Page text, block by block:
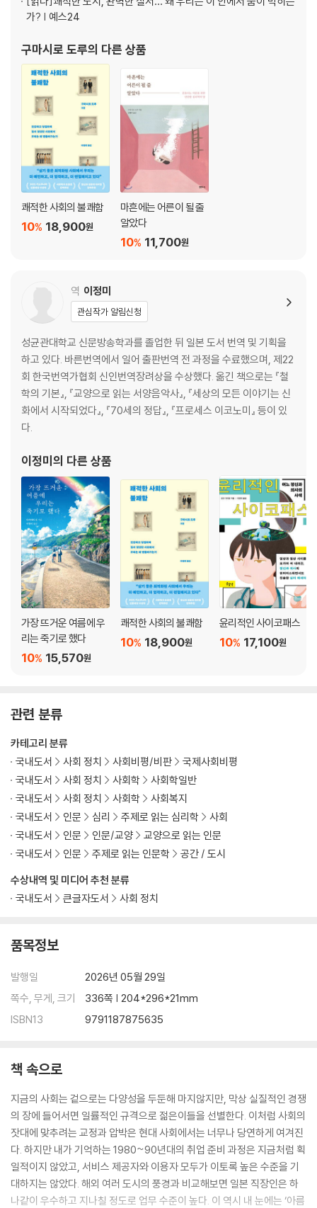
3장. 건강은 언제부터 모두의 의무가 되었나
흡연에 관대했던 과거 일본 사회
건강이라는 개념의 성립과 보편화
건강하고 늙지 않는 개인 = 우월한 개인
선과 악을 판가름하는 의료진
진단 기준을 움직이는 자본주의적 실용주의
오래 건강하게 사는 것이 미덕이 된 사회
점점 보이지 않게 된 병과 죽음
건강위험인자를 어디까지 피해야 안심할까
건강이 목적 자체가 된 우리는 진정 자유로운가
4장. 리스크가 된 육아, 저출생이라는 귀결
끝이 보이지 않는 육아의 리스크
그 많던 골목대장과 불량아는 어디로 사라졌을까
육아의 비용과 책임은 오롯이 부모들에게
낮은 출생률은 필연적 결과
합리성을 좇는 사회에서 육아는 가능한가
5장. 다양성을 지우는 표백의 논리
수상한 사람을 끝없이 경계하는 눈초리
청결하고 비폭력적인 다수, 불결하고 폭력적인 소수
‘귀여움’이 곧 정의가 된 현대 사회
언제부터 이렇게 청결하고 안전해졌을까
청결하고 안전한 사회를 만들기 위해 우리가 지운 것들
청결한 질서를 무조건 옹호하지는 못하는 이유
6장. 공간 설계는 어떻게 사람을 길들이는가
규율 훈련형 권력과 환경 관리형 권력
거대한 정신과 병동처럼 기능하는 도시, 도쿄
규율, 습관, 사상의 온상지인 가정이라는 공간
신인류와 오타쿠, 전후 일본이 낳은 개인주의자들
의사소통마저 자본이 될 때
우리는 과연 이 세계 바깥으로 나갈 수 있을까
플랫폼에 갇힌 인터넷의 정보 전달
철저한 공간 설계로 이루어진 오늘날의 중국
포스트모던은 이미 도착했다
7장. 현대 사회의 작동을 떠받치는 3가지 논리
자유의 대가로서 우리가 짊어진 것
우리를 옭아매는 ‘남에게 폐를 끼치지 않는 행복 추구’
상승 지향 가치를 삶의 기준으로 삼다
서구 방식으로는 해결할 수 없는 동아시아의 저출생 문제
자본주의, 개인주의, 사회계약의 논리를 따르는 현대 사회
다양한 존재 방식을 지키려면
문제로 느끼지 않는 것 자체가 문제
맺음말. 이 시대의 위화감 그리고 남겨진 질문들
가? | 예스24
구마시로 도루의 다른 상품
쾌적한 사회의 불쾌함
18,900원
10%
마흔에는 어른이 될 줄
알았다
11,700원
10%
역 이정미
관심작가 알림신청
성균관대학교 신문방송학과를 졸업한 뒤 일본 도서 번역 및 기획을
하고 있다. 바른번역에서 일어 출판번역 전 과정을 수료했으며, 제22
회 한국번역가협회 신인번역장려상을 수상했다. 옮긴 책으로는 『철
학의 기본』, 『교양으로 읽는 서양음악사』, 『세상의 모든 이야기는 신
화에서 시작되었다』, 『70세의 정답』, 『프로세스 이코노미』 등이 있
다.
이정미 의 다른 상품
가장 뜨거운 여름에 우
리는 죽기로 했다
15,570원
10%
쾌적한 사회의 불쾌함
18,900원
10%
윤리적인 사이코패스
17,100원
10%
관련 분류
수상내역 및 미디어 추천 분류
국내도서
큰글자도서 사회 정치
카테고리 분류
국내도서
사회 정치 사회비평/비판
국제사회비평
국내도서
사회 정치 사회학
사회학일반
국내도서
사회 정치 사회학
사회복지
국내도서
인문 심리 주제로 읽는 심리학
사회
국내도서
인문 인문/교양
교양으로 읽는 인문
국내도서
인문 주제로 읽는 인문학 공간 / 도시
품목정보
발행일
2026년 05월 29일
쪽수, 무게, 크기
336쪽 | 204*296*21mm
ISBN13
9791187875635
책 속으로
지금의 사회는 겉으로는 다양성을 두둔해 마지않지만, 막상 실질적인 경쟁
의 장에 들어서면 일률적인 규격으로 젊은이들을 선별한다. 이처럼 사회의
잣대에 맞추려는 교정과 압박은 현대 사회에서는 너무나 당연하게 여겨진
다. 하지만 내가 기억하는 1980~90년대의 취업 준비 과정은 지금처럼 획
일적이지 않았고, 서비스 제공자와 이용자 모두가 이토록 높은 수준을 기
대하지는 않았다. 해외 여러 도시의 풍경과 비교해보면 일본 직장인은 하
나같이 우수하고 지나칠 정도로 업무 수준이 높다. 이 역시 내 눈에는 ‘아름